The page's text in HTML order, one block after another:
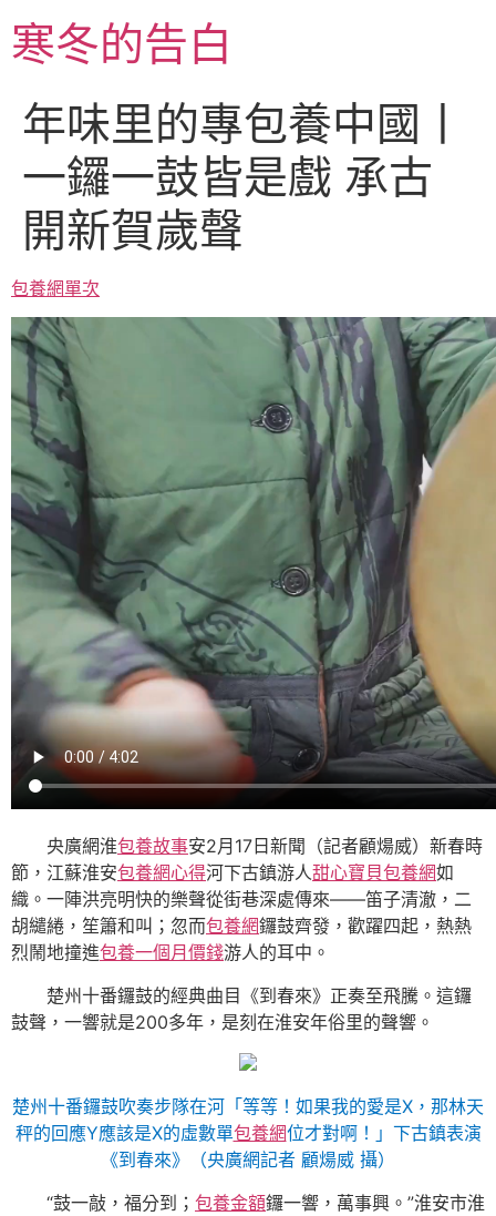
至
主寒冬的告白
年味里的專包養中國丨
一鑼一鼓皆是戲 承古
開新賀歲聲
包養網單次
央廣網淮包養故事安2月17日新聞（記者顧煬威）新春時
節，江蘇淮安包養網心得河下古鎮游人甜心寶貝包養網如
織。一陣洪亮明快的樂聲從街巷深處傳來——笛子清澈，二
胡繾綣，笙簫和叫；忽而包養網鑼鼓齊發，歡躍四起，熱熱
烈鬧地撞進包養一個月價錢游人的耳中。
楚州十番鑼鼓的經典曲目《到春來》正奏至飛騰。這鑼
鼓聲，一響就是200多年，是刻在淮安年俗里的聲響。
楚州十番鑼鼓吹奏步隊在河「等等！如果我的愛是X，那林天
秤的回應Y應該是X的虛數單包養網位才對啊！」下古鎮表演
《到春來》（央廣網記者 顧煬威 攝）
“鼓一敲，福分到； 包養金額鑼一響，萬事興。”淮安市淮